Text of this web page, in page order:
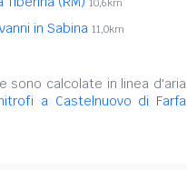
10,6km
in Sabina 11,0km
sono calcolate in linea d'aria
a Castelnuovo di Farfa